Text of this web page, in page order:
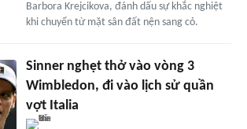
Barbora Krejcikova, đánh dấu sự khắc nghiệt
khi chuyển từ mặt sân đất nện sang cỏ.
Sinner nghẹt thở vào vòng 3
Wimbledon, đi vào lịch sử quần
vợt Italia